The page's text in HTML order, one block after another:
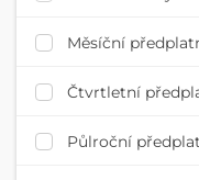
Měsíční
Čtvrtletní
Půlroční